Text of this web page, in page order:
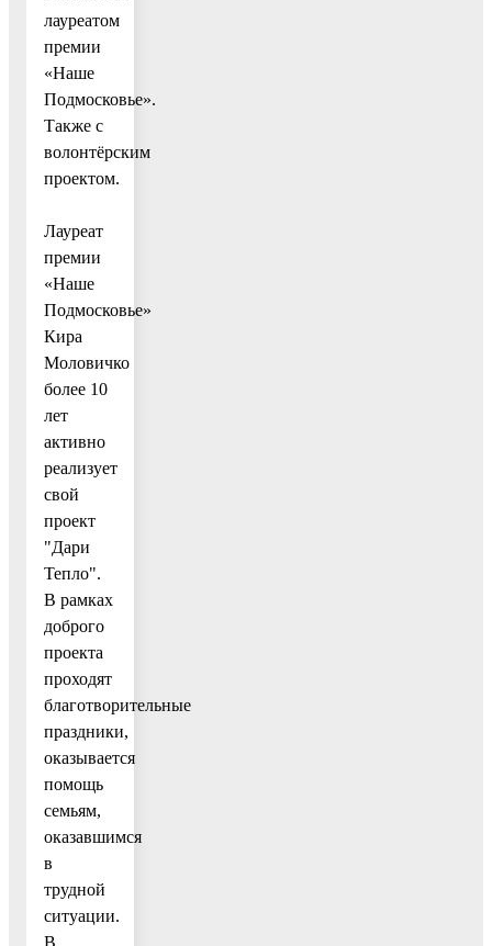
лауреатом
премии
«Наше
Подмосковье».
Также с
волонтёрским
проектом.
Лауреат
премии
«Наше
Подмосковье»
Кира
Моловичко
более 10
лет
активно
реализует
свой
проект
"Дари
Тепло".
В рамках
доброго
проекта
проходят
благотворительные
праздники,
оказывается
помощь
семьям,
оказавшимся
в
трудной
ситуации.
В